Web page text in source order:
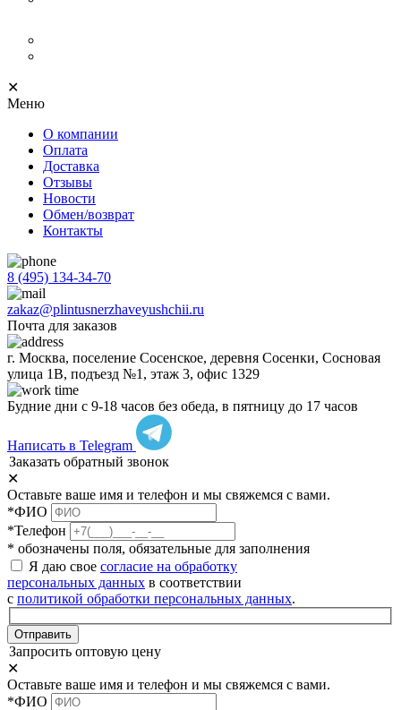
✕
Меню
О компании
Оплата
Доставка
Отзывы
Новости
Обмен/возврат
Контакты
8 (495) 134-34-70
zakaz@plintusnerzhaveyushchii.ru
Почта для заказов
г. Москва, поселение Сосенское, деревня Сосенки, Сосновая
улица 1В, подъезд №1, этаж 3, офис 1329
Будние дни с 9-18 часов без обеда, в пятницу до 17 часов
Написать в Telegram
Заказать обратный звонок
✕
Оставьте ваше имя и телефон и мы свяжемся с вами.
*ФИО
*Телефон
* обозначены поля, обязательные для заполнения
Я даю свое согласие на обработку
персональных данных в соответствии
с политикой обработки персональных данных.
Отправить
Запросить оптовую цену
✕
Оставьте ваше имя и телефон и мы свяжемся с вами.
*ФИО